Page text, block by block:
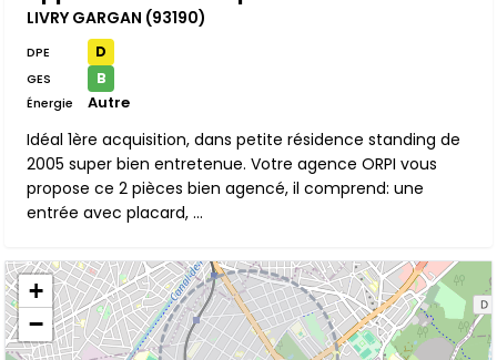
LIVRY GARGAN (93190)
DPE D
GES B
Énergie Autre
Idéal 1ère acquisition, dans petite résidence standing de
2005 super bien entretenue. Votre agence ORPI vous
propose ce 2 pièces bien agencé, il comprend: une
entrée avec placard, ...
+
−